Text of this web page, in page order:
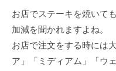
お店でステーキを焼いて
加減を聞かれますよね。
お店で注文をする時には
ア」「ミディアム」「ウ